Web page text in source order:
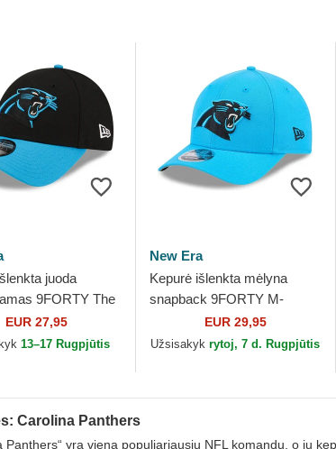
juoda
9FORTY The
Panthers
Era
EUR 27,95
13–17 Rugpjūtis
New Era
Kepurė išlenkta mėlyna
snapback 9FORTY M-
Crown Team Carolina
Panthers NFL New Era
EUR 29,95
Užsisakykrytoj, 7 d. Rugpjūtis
Carolina Panthers
Panthers“ yra viena populiariausių NFL komandų, o jų